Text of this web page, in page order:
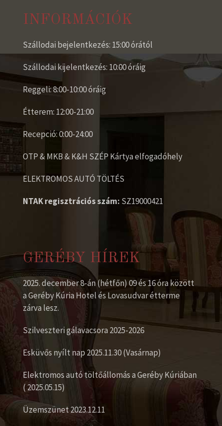
INFORMÁCIÓK
Szállodai bejelentkezés: 15:00 órától
Szállodai kijelentkezés: 10:00 óráig
Reggeli: 8:00-10:00 óráig
Étterem: 12:00-21:00
Recepció: 0:00-24:00
OTP & MKB & K&H SZÉP Kártya elfogadóhely
ELEKTROMOS AUTÓ TÖLTÉS
NTAK regisztrációs szám: SZ19000421
GERÉBY HÍREK
2025. december 8-án (hétfőn) 09 és 16 óra között
a Geréby Kúria Hotel és Lovasudvar étterme
zárva lesz.
Szilveszteri gálavacsora 2025-2026
Esküvős nyílt nap 2025.11.30 (Vasárnap)
Elektromos autó töltőállomás a Geréby Kúriában
( 2025.05.15)
Üzemszünet 2023.12.11